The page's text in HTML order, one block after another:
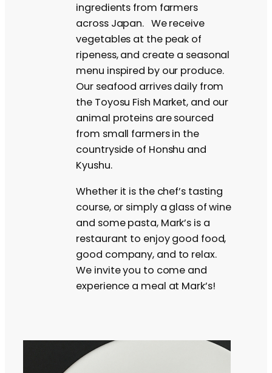
ingredients from farmers
across Japan. We receive
vegetables at the peak of
ripeness, and create a seasonal
menu inspired by our produce.
Our seafood arrives daily from
the Toyosu Fish Market, and our
animal proteins are sourced
from small farmers in the
countryside of Honshu and
Kyushu.
Whether it is the chef’s tasting
course, or simply a glass of wine
and some pasta, Mark’s is a
restaurant to enjoy good food,
good company, and to relax.
We invite you to come and
experience a meal at Mark’s!